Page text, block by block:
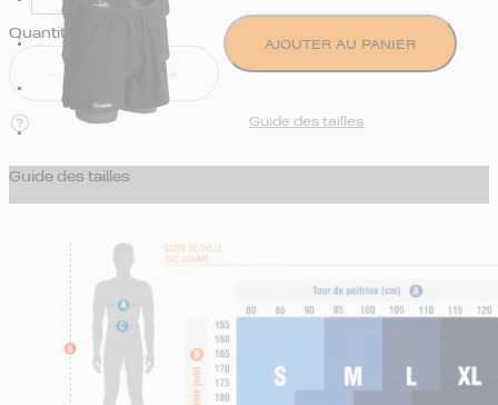
Quantity AJOUTER AU PANIER
Guide des tailles
Guide des tailles